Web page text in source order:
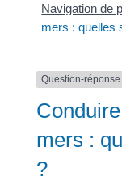
Navigation de
mers : quelles
Question-réponse
mers :
?